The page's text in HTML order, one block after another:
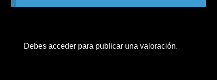
Debes accederpara publicar una valoración.